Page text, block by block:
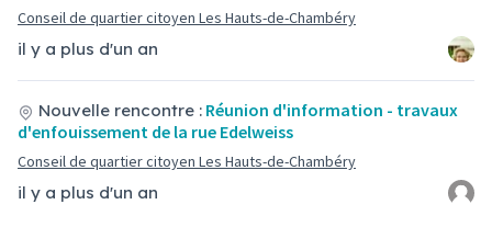
il y a plus d'un an
Conseil de quartier citoyen Les Hauts-de-Chambéry
il y a plus d'un an
Nouvelle rencontre : Réunion d'information - travaux
d'enfouissement de la rue Edelweiss
Conseil de quartier citoyen Les Hauts-de-Chambéry